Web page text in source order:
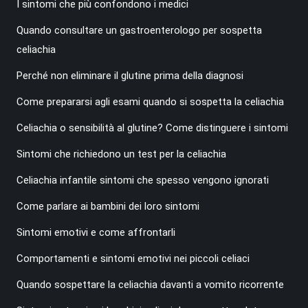
I sintomi che più confondono i medici
Quando consultare un gastroenterologo per sospetta
celiachia
Perché non eliminare il glutine prima della diagnosi
Come prepararsi agli esami quando si sospetta la celiachia
Celiachia o sensibilità al glutine? Come distinguere i sintomi
Sintomi che richiedono un test per la celiachia
Celiachia infantile sintomi che spesso vengono ignorati
Come parlare ai bambini dei loro sintomi
Sintomi emotivi e come affrontarli
Comportamenti e sintomi emotivi nei piccoli celiaci
Quando sospettare la celiachia davanti a vomito ricorrente